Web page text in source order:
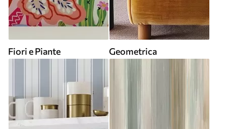
Fiori e Piante Geometrica